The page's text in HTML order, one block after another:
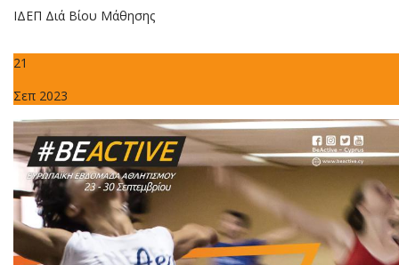
ΙΔΕΠ Διά Βίου Μάθησης
21
Σεπ 2023